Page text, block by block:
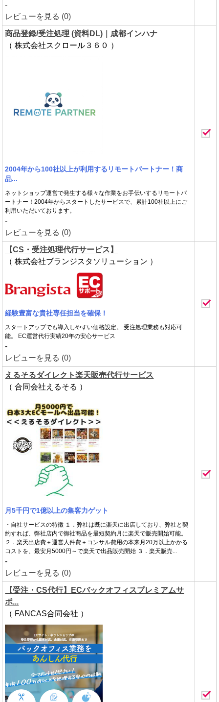
-
レビューを見る (0)
商品登録/受注処理 (資料DL)｜成都インハナ
（ 株式会社スクロール３６０ ）
2004年から100社以上が利用するリモートパートナー！商
品...
ネットショップ運営で発生する様々な作業をお手伝いするリモートパ
ートナー！2004年からスタートしたサービスで、累計100社以上にご
利用いただいております。
-
レビューを見る (0)
【CS・受注処理代行サービス】
（ 株式会社ブランジスタソリューション ）
経験豊富な貴社専任担当を確保！
スタートアップでも導入しやすい価格設定。 受注処理業務も対応可
能。 EC運営代行実績20年の安心サービス
-
レビューを見る (0)
えるそるダイレクト楽天販売代行サービス
（ 合同会社えるそる ）
月5千円で1億以上の集客力ゲット
・自社サービスの特徴 １．弊社は既に楽天に出店しており、弊社と契
約すれば、弊社店内で御社商品を最短契約月に楽天で販売開始可能。
２．楽天出店費＋運営人件費＋コンサル費用の本来月20万以上かかる
コストを、最安月5000円～で楽天で出品販売開始 ３．楽天販売...
-
レビューを見る (0)
【受注・CS代行】ECバックオフィスプレミアムサ
ポ...
（ FANCAS合同会社 ）